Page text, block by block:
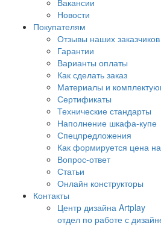
Вакансии
Новости
Покупателям
Отзывы наших заказчиков
Гарантии
Варианты оплаты
Как сделать заказ
Материалы и
Сертификаты
Технические стандарты
Наполнение шкафа-купе
Спецпредложения
Как формируется цена
Вопрос-ответ
Статьи
Онлайн конструкторы
Контакты
Центр дизайна Artplay
отдел по работе с